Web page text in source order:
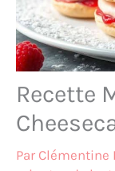
Recette
Par Clémentine